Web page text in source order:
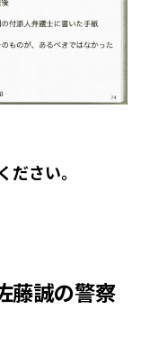
さい。
藤誠の警察